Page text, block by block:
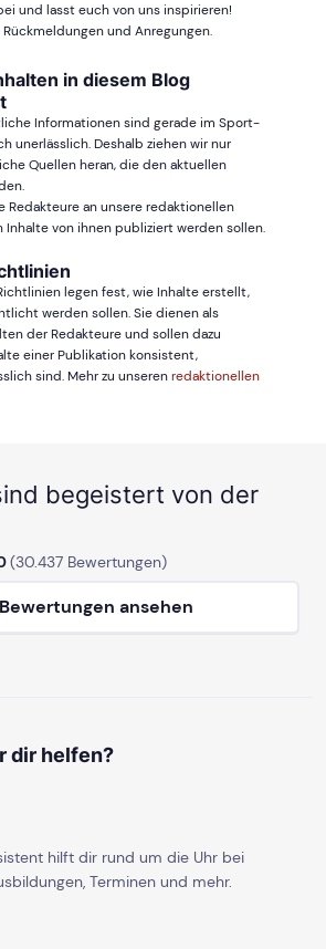
und lasst euch von uns inspirieren!
und Anregungen.
in diesem Blog
Informationen sind gerade im Sport-
unerlässlich. Deshalb ziehen wir nur
Quellen heran, die den aktuellen
Redakteure an unsere redaktionellen
Inhalte von ihnen publiziert werden sollen.
legen fest, wie Inhalte erstellt,
werden sollen. Sie dienen als
der Redakteure und sollen dazu
einer Publikation konsistent,
sind. Mehr zu unserenredaktionellen
begeistert von der
(30.437 Bewertungen)
ansehen
dir helfen?
hilft dir rund um die Uhr bei
Terminen und mehr.